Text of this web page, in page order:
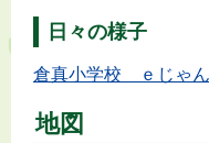
日々の様子
倉真小学校 ｅじゃん
地図